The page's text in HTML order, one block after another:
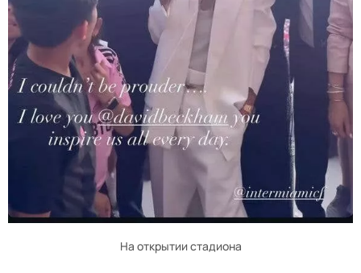
На открытии стадиона